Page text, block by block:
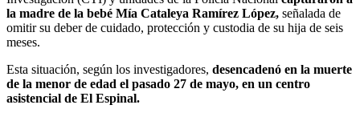
la madre de la bebé Mía Cataleya Ramírez López, señalada de
omitir su deber de cuidado, protección y custodia de su hija de seis
meses.
Esta situación, según los investigadores, desencadenó en la muerte
de la menor de edad el pasado 27 de mayo, en un centro
asistencial de El Espinal.